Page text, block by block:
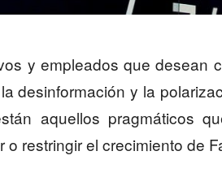
y empleados que desean
desinformación y la
aquellos pragmáticos
restringir el crecimiento de